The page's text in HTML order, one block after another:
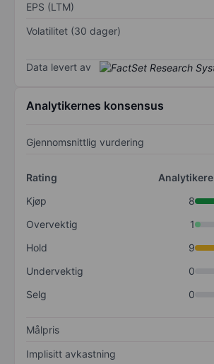
EPS (LTM)
Volatilitet (30 dager)
Data levert av
Analytikernes konsensus
Gjennomsnittlig vurdering
Rating
Analytikere
Kjøp
8
Overvektig
1
Hold
9
Undervektig
0
Selg
0
Målpris
Implisitt avkastning